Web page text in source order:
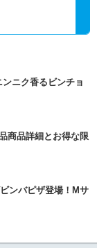
ニク香るビンチョ
商品詳細とお得な限
ンバピザ登場！Mサ